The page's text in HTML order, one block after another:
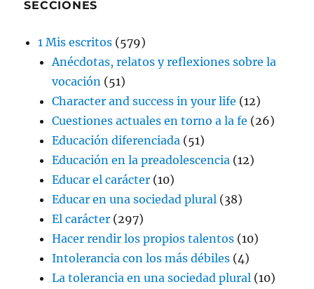
SECCIONES
1 Mis escritos (579)
Anécdotas, relatos y reflexiones sobre la
vocación (51)
Character and success in your life (12)
Cuestiones actuales en torno a la fe (26)
Educación diferenciada (51)
Educación en la preadolescencia (12)
Educar el carácter (10)
Educar en una sociedad plural (38)
El carácter (297)
Hacer rendir los propios talentos (10)
Intolerancia con los más débiles (4)
La tolerancia en una sociedad plural (10)